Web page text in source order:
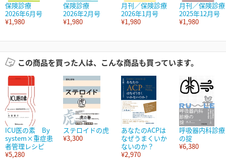
保険診療
2026年6月号
¥1,980
保険診療
2026年2月号
¥1,980
月刊／保険診療
2026年1月号
¥1,980
月刊／保険診療
2025年12月号
¥1,980
この商品を買った人は、こんな商品も買っています。
ICU医の素 By
system×重症患
者管理レシピ
¥5,280
ステロイドの虎
¥3,300
あなたのACPは
なぜうまくいか
ないのか？
¥2,970
呼吸器内科診療
の掟
¥6,380